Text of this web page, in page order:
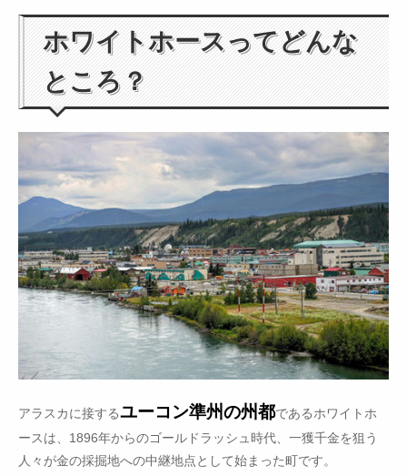
ホワイトホースってどんな
ところ？
アラスカに接するユーコン準州の州都であるホワイトホ
ースは、1896年からのゴールドラッシュ時代、一獲千金を狙う
人々が金の採掘地への中継地点として始まった町です。